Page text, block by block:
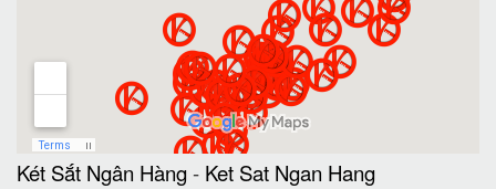
Két Sắt Ngân Hàng- Ket Sat Ngan Hang